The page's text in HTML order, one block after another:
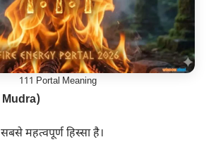
111 Portal Meaning
Mudra)
महत्वपूर्ण हिस्सा है।